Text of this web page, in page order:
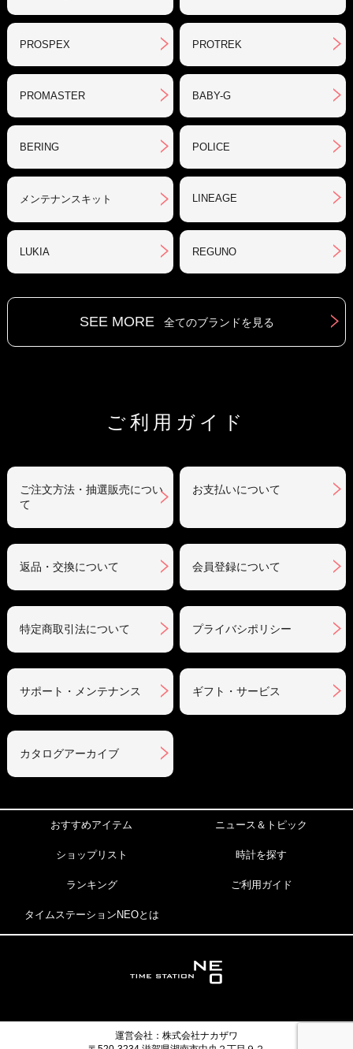
PROSPEX PROTREK
PROMASTER BABY-G
BERING POLICE
メンテナンスキット LINEAGE
LUKIA REGUNO
SEE MORE 全てのブランドを見る
ご利用ガイド
ご注文方法・抽選販売につい
て
お支払いについて
返品・交換について 会員登録について
特定商取引法について プライバシポリシー
サポート・メンテナンス ギフト・サービス
カタログアーカイブ
おすすめアイテム ニュース＆トピック
ショップリスト 時計を探す
ランキング ご利用ガイド
タイムステーションNEOとは
運営会社：株式会社ナカザワ